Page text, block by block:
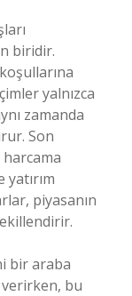
biridir.
yalnızca
zamanda
Son
yatırım
piyasanın
bir araba
bu